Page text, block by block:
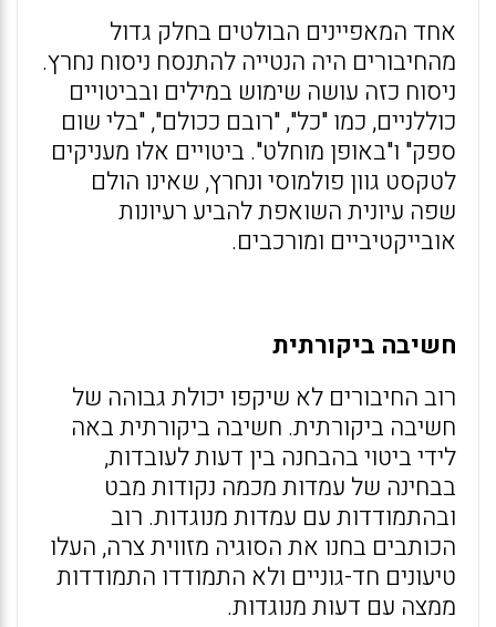
אחד המאפיינים הבולטים בחלק גדול
מהחיבורים היה הנטייה להתנסח ניסוח נחרץ.
ניסוח כזה עושה שימוש במילים ובביטויים
כוללניים, כמו "כל", "רובם ככולם", "בלי שום
ספק" ו"באופן מוחלט". ביטויים אלו מעניקים
לטקסט גוון פולמוסי ונחרץ, שאינו הולם
שפה עיונית השואפת להביע רעיונות
אובייקטיביים ומורכבים.
חשיבה ביקורתית
רוב החיבורים לא שיקפו יכולת גבוהה של
חשיבה ביקורתית. חשיבה ביקורתית באה
לידי ביטוי בהבחנה בין דעות לעובדות,
בבחינה של עמדות מכמה נקודות מבט
ובהתמודדות עם עמדות מנוגדות. רוב
הכותבים בחנו את הסוגיה מזווית צרה, העלו
טיעונים חד-גוניים ולא התמודדו התמודדות
ממצה עם דעות מנוגדות.